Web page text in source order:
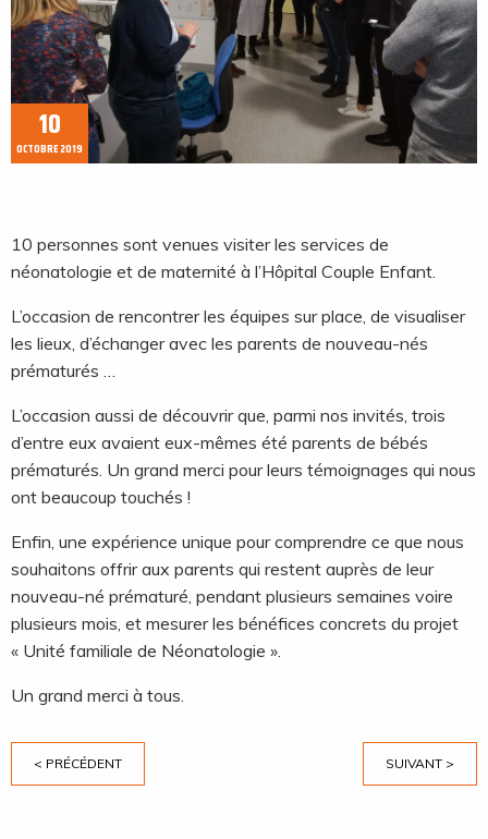
10
OCTOBRE 2019
10 personnes sont venues visiter les services de
néonatologie et de maternité à l’Hôpital Couple Enfant.
L’occasion de rencontrer les équipes sur place, de visualiser
les lieux, d’échanger avec les parents de nouveau-nés
prématurés …
L’occasion aussi de découvrir que, parmi nos invités, trois
d’entre eux avaient eux-mêmes été parents de bébés
prématurés. Un grand merci pour leurs témoignages qui nous
ont beaucoup touchés !
Enfin, une expérience unique pour comprendre ce que nous
souhaitons offrir aux parents qui restent auprès de leur
nouveau-né prématuré, pendant plusieurs semaines voire
plusieurs mois, et mesurer les bénéfices concrets du projet
« Unité familiale de Néonatologie ».
Un grand merci à tous.
< PRÉCÉDENT SUIVANT >